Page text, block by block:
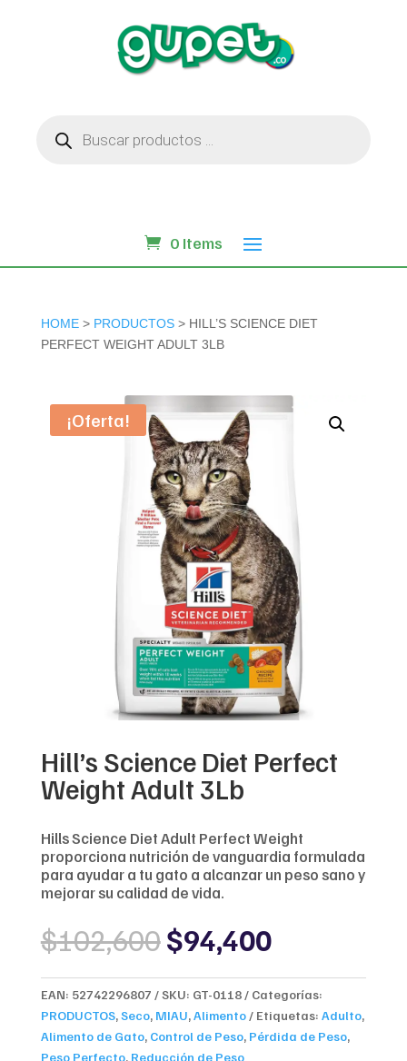
productos
0 Items
HOME> PRODUCTOS> HILL’S SCIENCE DIET
PERFECT WEIGHT ADULT 3LB
¡Oferta!
Hill’s Science Diet Perfect
Weight Adult 3Lb
Hills Science Diet Adult Perfect Weight
proporciona nutrición de vanguardia formulada
para ayudar a tu gato a alcanzar un peso sano y
mejorar su calidad de vida.
$102,600Original
price
was:
$102,600.
$94,400Current
price
is:
$94,400.
EAN: 52742296807 SKU: GT-0118
Categorías:
PRODUCTOS,Seco, MIAU,Alimento Etiquetas: Adulto,
Alimento de Gato, Control de Peso, Pérdida de Peso,
Peso Perfecto, Reducción de Peso